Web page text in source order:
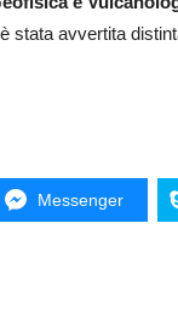
stata avvertita
Messenger